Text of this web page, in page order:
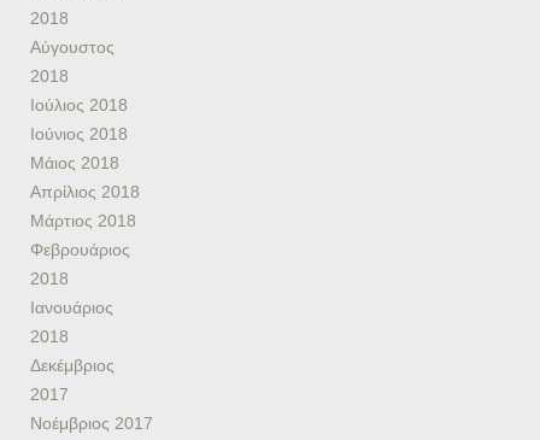
2018
Αύγουστος
2018
Ιούλιος 2018
Ιούνιος 2018
Μάιος 2018
Απρίλιος 2018
Μάρτιος 2018
Φεβρουάριος
2018
Ιανουάριος
2018
Δεκέμβριος
2017
Νοέμβριος 2017